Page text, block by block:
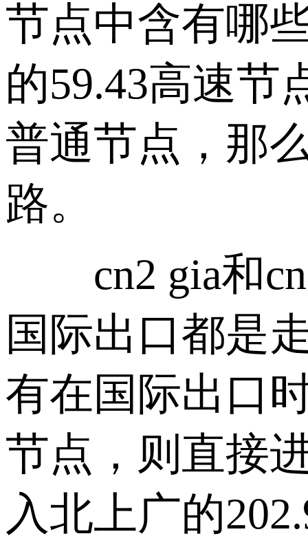
节点中含有哪
的59.43高速节
普通节点，那
路。
cn2 gia和cn2
国际出口都是
有在国际出口
节点，则直接
入北上广的